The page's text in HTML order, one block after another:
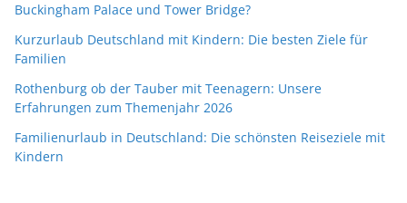
Buckingham Palace und Tower Bridge?
Kurzurlaub Deutschland mit Kindern: Die besten Ziele für
Familien
Rothenburg ob der Tauber mit Teenagern: Unsere
Erfahrungen zum Themenjahr 2026
Familienurlaub in Deutschland: Die schönsten Reiseziele mit
Kindern